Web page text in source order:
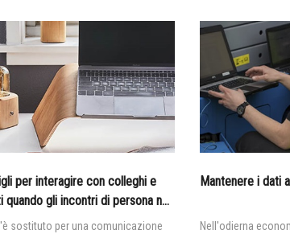
o tra noleggi.
per interagire con colleghi e
quando gli incontri di persona non
sostituto per una comunicazione
Mantenere i dati
Nell'odierna